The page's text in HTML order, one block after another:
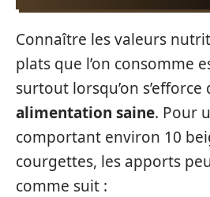
Connaître les valeurs
plats que l’on consomme
surtout lorsqu’on s’efforce
alimentation saine. Pour
comportant environ 10
courgettes, les apports
comme suit :